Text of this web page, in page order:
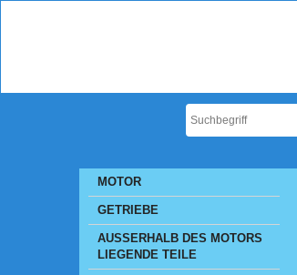
MOTOR
GETRIEBE
AUSSERHALB DES MOTORS
LIEGENDE TEILE